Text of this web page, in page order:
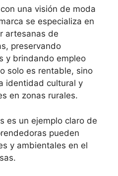
una visión de moda
se especializa en
artesanas de
preservando
y brindando empleo
solo es rentable, sino
identidad cultural y
en zonas rurales.
es un ejemplo claro de
pueden
y ambientales en el